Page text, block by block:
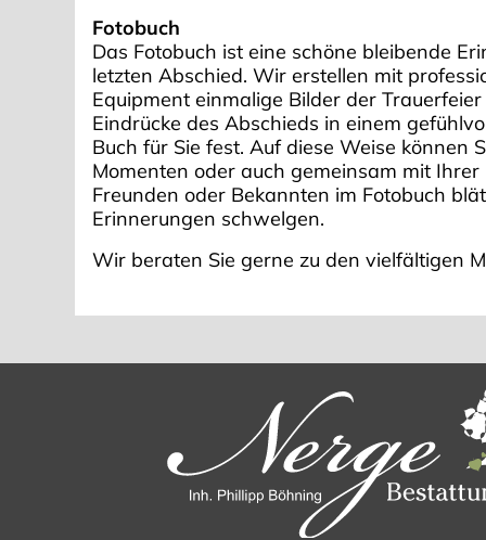
Fotobuch
Das Fotobuch ist eine schöne bleibende
letzten Abschied. Wir erstellen mit
Equipment einmalige Bilder der
Eindrücke des Abschieds in einem
Buch für Sie fest. Auf diese Weise können
Momenten oder auch gemeinsam mit Ihrer
Freunden oder Bekannten im Fotobuch
Erinnerungen schwelgen.
Wir beraten Sie gerne zu den vielfältigen